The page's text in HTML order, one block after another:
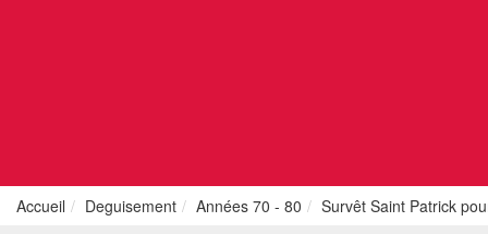
Accueil Deguisement Années 70 - 80 Survêt Saint Patrick